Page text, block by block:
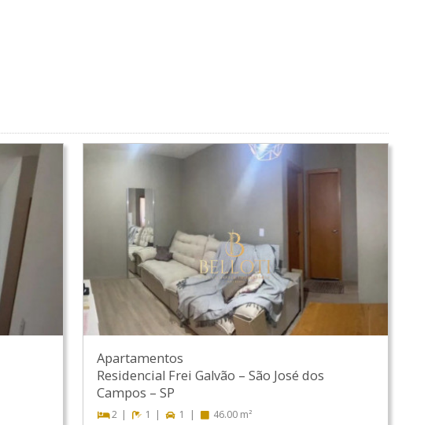
Apartamentos
Residencial Frei Galvão –São José dos
Campos –SP
2 1 1 46.00 m²